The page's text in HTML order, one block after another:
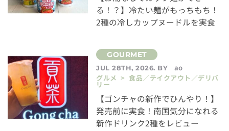
る！？】冷たい麺がもっちもち！
2種の冷しカップヌードルを実食
JUL 28TH, 2026. BY
ao
グルメ > 食品／テイクアウト／デリバ
リー
【ゴンチャの新作でひんやり！】
発売前に実食！南国気分になれる
新作ドリンク2種をレビュー